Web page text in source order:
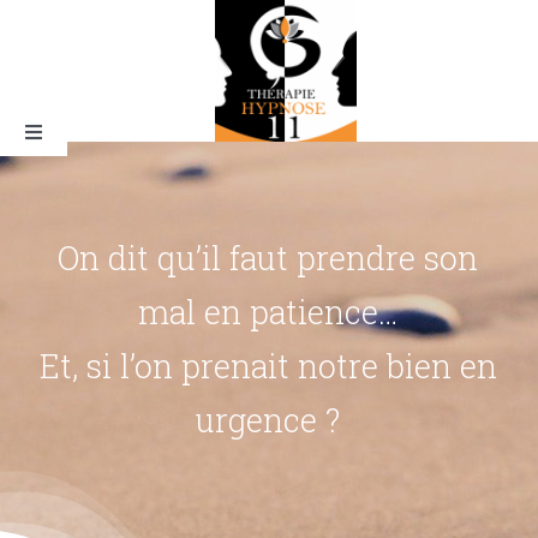
Toggle
Navigation
L’Hypnose
La magie de l’hypnose
Tarifs & rendez-vous
On dit qu’il faut prendre son
mal en patience…
Et, si l’on prenait notre bien en
urgence ?